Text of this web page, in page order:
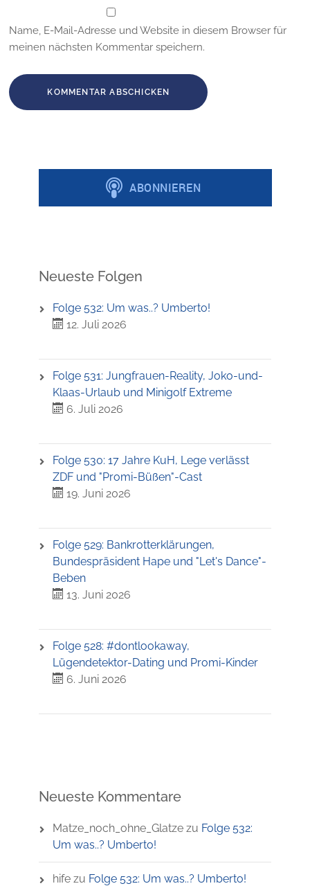
Name, E-Mail-Adresse und Website in diesem Browser für
meinen nächsten Kommentar speichern.
Neueste Folgen
Folge 532: Um was..? Umberto!
12. Juli 2026
Folge 531: Jungfrauen-Reality, Joko-und-
Klaas-Urlaub und Minigolf Extreme
6. Juli 2026
Folge 530: 17 Jahre KuH, Lege verlässt
ZDF und "Promi-Büßen"-Cast
19. Juni 2026
Folge 529: Bankrotterklärungen,
Bundespräsident Hape und "Let's Dance"-
Beben
13. Juni 2026
Folge 528: #dontlookaway,
Lügendetektor-Dating und Promi-Kinder
6. Juni 2026
Neueste Kommentare
Matze_noch_ohne_Glatzezu Folge 532:
Um was..? Umberto!
hifezu Folge 532: Um was..? Umberto!